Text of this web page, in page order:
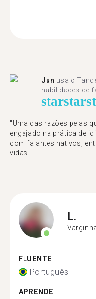
Jun usa o
habilidades de
starstar
"Uma das razões pelas
engajado na prática de
com falantes nativos,
vidas."
L.
Varginha
FLUENTE
Português
APRENDE